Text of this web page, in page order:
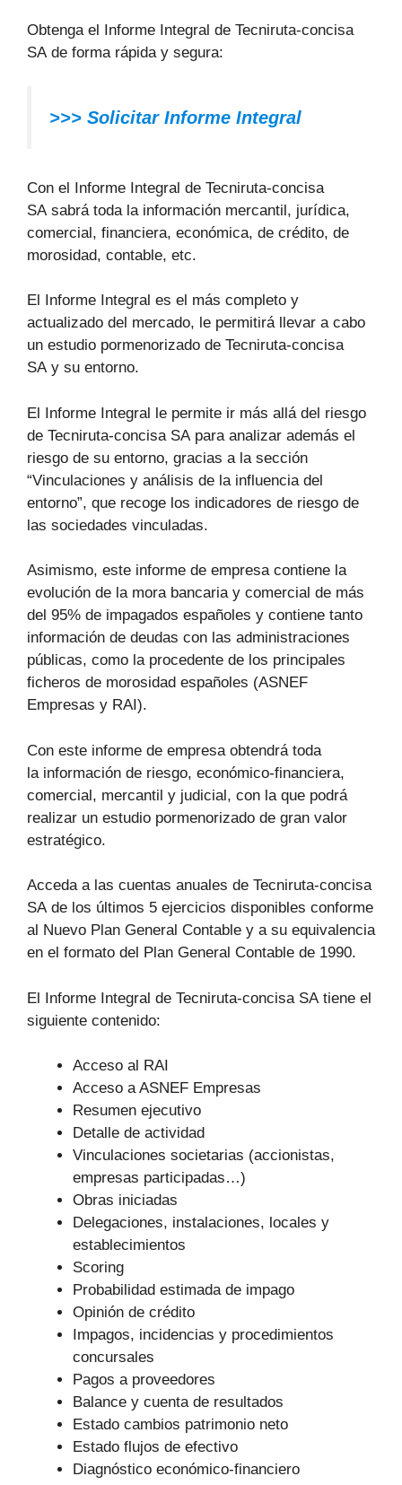
Obtenga el Informe Integral de Tecniruta-concisa
SA de forma rápida y segura:
>>> Solicitar Informe Integral
Con el Informe Integral de Tecniruta-concisa
SA sabrá toda la información mercantil, jurídica,
comercial, financiera, económica, de crédito, de
morosidad, contable, etc.
El Informe Integral es el más completo y
actualizado del mercado, le permitirá llevar a cabo
un estudio pormenorizado de Tecniruta-concisa
SA y su entorno.
El Informe Integral le permite ir más allá del riesgo
de Tecniruta-concisa SA para analizar además el
riesgo de su entorno, gracias a la sección
“Vinculaciones y análisis de la influencia del
entorno”, que recoge los indicadores de riesgo de
las sociedades vinculadas.
Asimismo, este informe de empresa contiene la
evolución de la mora bancaria y comercial de más
del 95% de impagados españoles y contiene tanto
información de deudas con las administraciones
públicas, como la procedente de los principales
ficheros de morosidad españoles (ASNEF
Empresas y RAI).
Con este informe de empresa obtendrá toda
la información de riesgo, económico-financiera,
comercial, mercantil y judicial, con la que podrá
realizar un estudio pormenorizado de gran valor
estratégico.
Acceda a las cuentas anuales de Tecniruta-concisa
SA de los últimos 5 ejercicios disponibles conforme
al Nuevo Plan General Contable y a su equivalencia
en el formato del Plan General Contable de 1990.
El Informe Integral de Tecniruta-concisa SA tiene el
siguiente contenido:
Acceso al RAI
Acceso a ASNEF Empresas
Resumen ejecutivo
Detalle de actividad
Vinculaciones societarias (accionistas,
empresas participadas…)
Obras iniciadas
Delegaciones, instalaciones, locales y
establecimientos
Scoring
Probabilidad estimada de impago
Opinión de crédito
Impagos, incidencias y procedimientos
concursales
Pagos a proveedores
Balance y cuenta de resultados
Estado cambios patrimonio neto
Estado flujos de efectivo
Diagnóstico económico-financiero